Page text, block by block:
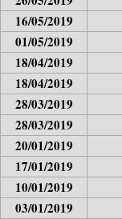
16/05/2019
01/05/2019
18/04/2019
18/04/2019
28/03/2019
28/03/2019
20/01/2019
17/01/2019
10/01/2019
03/01/2019